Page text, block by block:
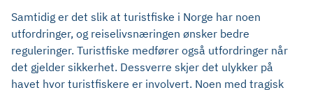
Samtidig er det slik at turistfiske i Norge har noen
utfordringer, og reiselivsnæringen ønsker bedre
reguleringer. Turistfiske medfører også utfordringer når
det gjelder sikkerhet. Dessverre skjer det ulykker på
havet hvor turistfiskere er involvert. Noen med tragisk